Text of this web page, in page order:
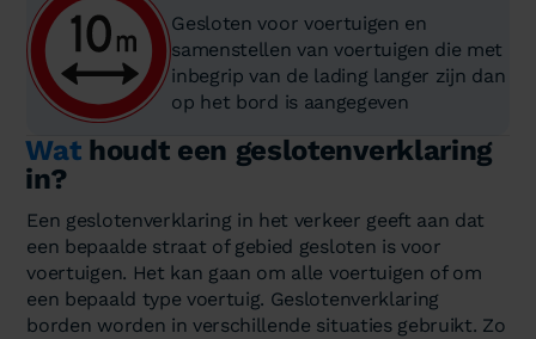
Gesloten voor voertuigen en
samenstellen van voertuigen die met
inbegrip van de lading langer zijn dan
op het bord is aangegeven
Wat houdt een geslotenverklaring
in?
Een geslotenverklaring in het verkeer geeft aan dat
een bepaalde straat of gebied gesloten is voor
voertuigen. Het kan gaan om alle voertuigen of om
een bepaald type voertuig. Geslotenverklaring
borden worden in verschillende situaties gebruikt. Zo